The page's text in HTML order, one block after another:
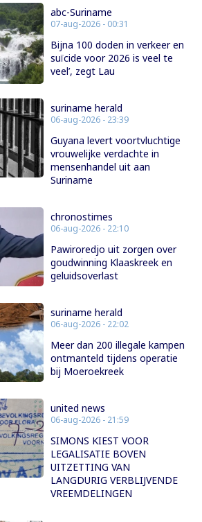
abc-Suriname
07-aug-2026 - 00:31
Bijna 100 doden in verkeer en
suïcide voor 2026 is veel te
veel’, zegt Lau
suriname herald
06-aug-2026 - 23:39
Guyana levert voortvluchtige
vrouwelijke verdachte in
mensenhandel uit aan
Suriname
chronostimes
06-aug-2026 - 22:10
Pawiroredjo uit zorgen over
goudwinning Klaaskreek en
geluidsoverlast
suriname herald
06-aug-2026 - 22:02
Meer dan 200 illegale kampen
ontmanteld tijdens operatie
bij Moeroekreek
united news
06-aug-2026 - 21:59
SIMONS KIEST VOOR
LEGALISATIE BOVEN
UITZETTING VAN
LANGDURIG VERBLIJVENDE
VREEMDELINGEN